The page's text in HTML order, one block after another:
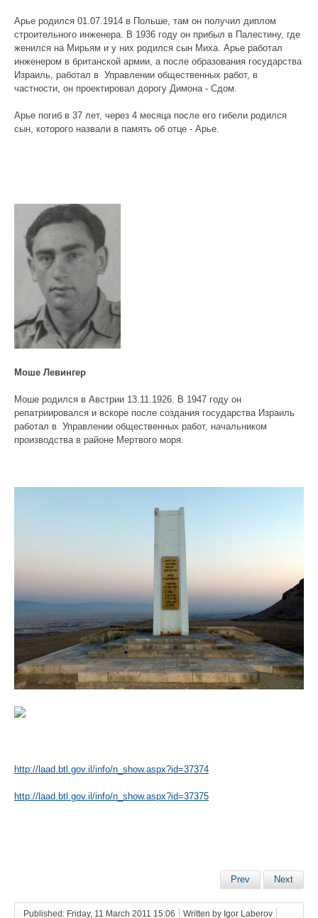
Арье родился 01.07.1914 в Польше, там он получил диплом
строительного инженера. В 1936 году он прибыл в Палестину, где
женился на Мирьям и у них родился сын Миха. Арье работал
инженером в британской армии, а после образования государства
Израиль, работал в Управлении общественных работ, в
частности, он проектировал дорогу Димона - Сдом.
Арье погиб в 37 лет, через 4 месяца после его гибели родился
сын, которого назвали в память об отце - Арье.
Моше Левингер
Моше родился в Австрии 13.11.1926. В 1947 году он
репатриировался и вскоре после создания государства Израиль
работал в Управлении общественных работ, начальником
производства в районе Мертвого моря.
http://laad.btl.gov.il/info/n_show.aspx?id=37374
http://laad.btl.gov.il/info/n_show.aspx?id=37375
Prev Next
Published: Friday, 11 March 2011 15:06 Written by Igor Laberov